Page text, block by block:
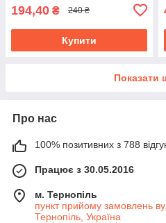
194,40 ₴ 240 ₴
Купити
Показати
Про нас
100% позитивних з 788
Працює з 30.05.2016
м. Тернопіль
пункт прийому замовлень
Тернопіль, Україна